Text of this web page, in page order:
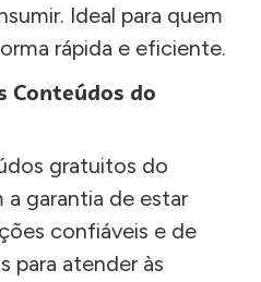
Ideal para quem
rápida e eficiente.
Conteúdos do
gratuitos do
a garantia de estar
confiáveis e de
para atender às